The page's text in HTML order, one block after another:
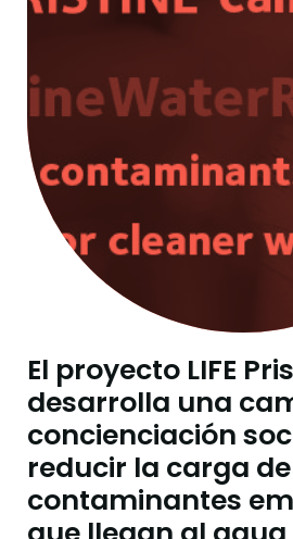
El proyecto LIFE
desarrolla una
concienciación
reducir la carga de
contaminantes